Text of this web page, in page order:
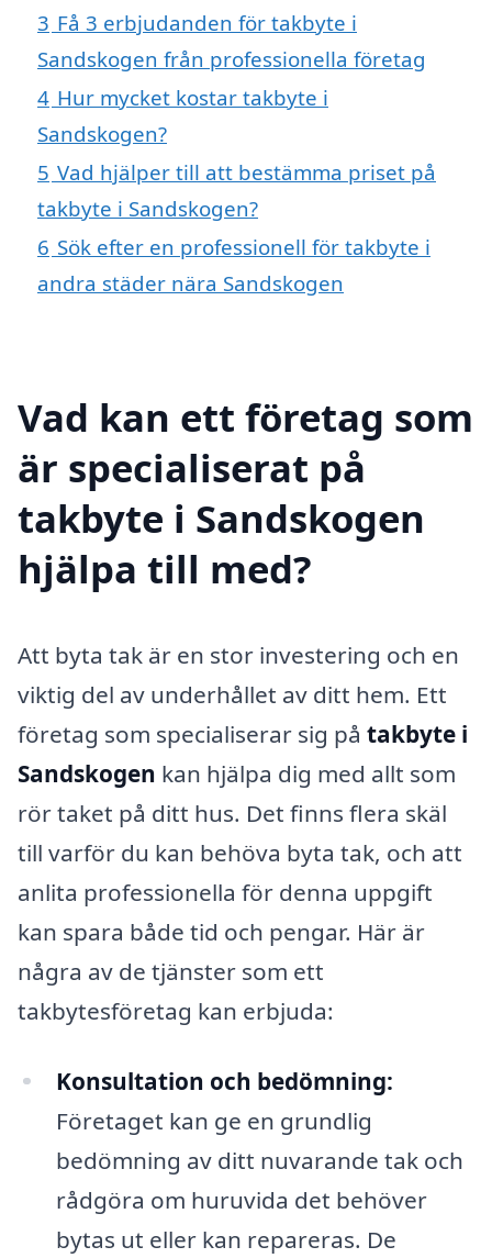
3 Få 3 erbjudanden för takbyte i
Sandskogen från professionella företag
4 Hur mycket kostar takbyte i
Sandskogen?
5 Vad hjälper till att bestämma priset på
takbyte i Sandskogen?
6 Sök efter en professionell för takbyte i
andra städer nära Sandskogen
Vad kan ett företag som
är specialiserat på
takbyte i Sandskogen
hjälpa till med?
Att byta tak är en stor investering och en
viktig del av underhållet av ditt hem. Ett
företag som specialiserar sig på takbyte i
Sandskogen kan hjälpa dig med allt som
rör taket på ditt hus. Det finns flera skäl
till varför du kan behöva byta tak, och att
anlita professionella för denna uppgift
kan spara både tid och pengar. Här är
några av de tjänster som ett
takbytesföretag kan erbjuda:
Konsultation och bedömning:
Företaget kan ge en grundlig
bedömning av ditt nuvarande tak och
rådgöra om huruvida det behöver
bytas ut eller kan repareras. De